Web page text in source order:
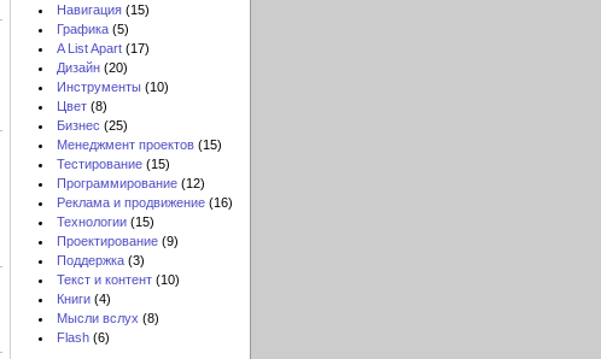
Навигация (15)
Графика (5)
A List Apart (17)
Дизайн (20)
Инструменты (10)
Цвет (8)
Бизнес (25)
Менеджмент проектов (15)
Тестирование (15)
Программирование (12)
Реклама и продвижение (16)
Технологии (15)
Проектирование (9)
Поддержка (3)
Текст и контент (10)
Книги (4)
Мысли вслух (8)
Flash (6)